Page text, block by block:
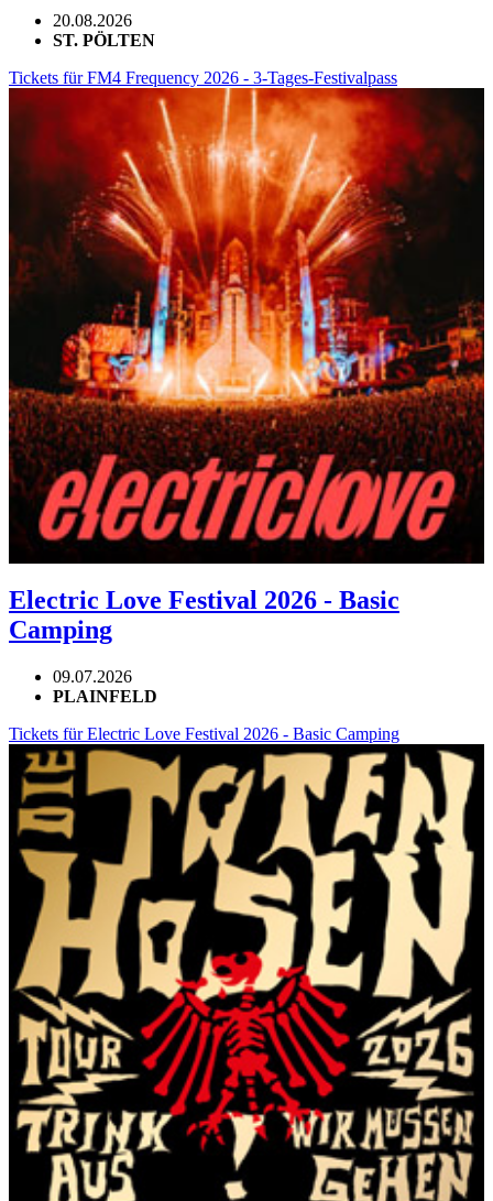
20.08.2026
ST. PÖLTEN
Tickets für FM4 Frequency 2026 - 3-Tages-Festivalpass
Electric Love Festival 2026 - Basic
Camping
09.07.2026
PLAINFELD
Tickets für Electric Love Festival 2026 - Basic Camping